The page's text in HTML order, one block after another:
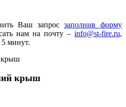
Ваш запросзаполнив форму
нам на почту – info@st-fire.ru,
минут.
крыш